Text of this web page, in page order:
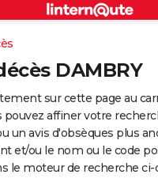
2026
par ville
DAMBRY
sur cette page au
pouvez affiner votre
un avis d'obsèques plus
et/ou le nom ou le code
le moteur de recherche ci-